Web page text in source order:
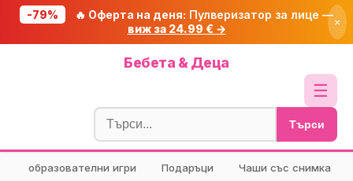
-79% 🔥 Оферта на деня: Пулверизатор за лице —
виж за 24.99 € →
×
Бебета & Деца
☰
Блог
🧮 Калкулатори
🔍 Намери продукт
Търси
образователни игри Подаръци Чаши със снимка